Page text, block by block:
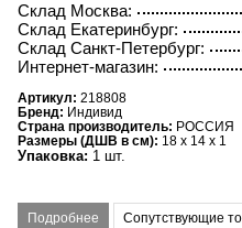
Склад Москва:
Склад Екатеринбург:
Склад Санкт-Петербург:
Интернет-магазин:
Артикул: 218808
Бренд: Индивид
Страна производитель: РОССИЯ
Размеры (ДШВ в см): 18 x 14 x 1
Упаковка: 1 шт.
Подробнее Сопутствующие